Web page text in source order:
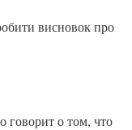
висновок про
говорит о том, что